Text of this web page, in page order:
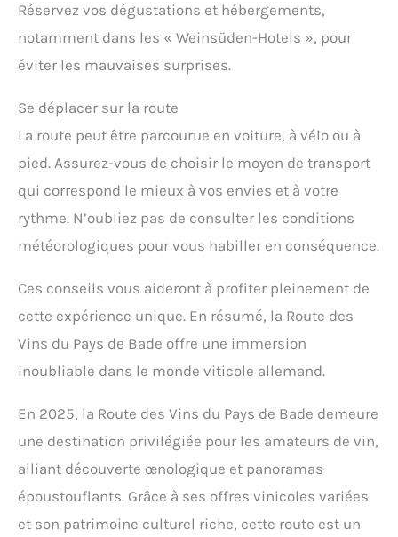
Réservez vos dégustations et hébergements,
notamment dans les « Weinsüden-Hotels », pour
éviter les mauvaises surprises.
Se déplacer sur la route
La route peut être parcourue en voiture, à vélo ou à
pied. Assurez-vous de choisir le moyen de transport
qui correspond le mieux à vos envies et à votre
rythme. N’oubliez pas de consulter les conditions
météorologiques pour vous habiller en conséquence.
Ces conseils vous aideront à profiter pleinement de
cette expérience unique. En résumé, la Route des
Vins du Pays de Bade offre une immersion
inoubliable dans le monde viticole allemand.
En 2025, la Route des Vins du Pays de Bade demeure
une destination privilégiée pour les amateurs de vin,
alliant découverte œnologique et panoramas
époustouflants. Grâce à ses offres vinicoles variées
et son patrimoine culturel riche, cette route est un